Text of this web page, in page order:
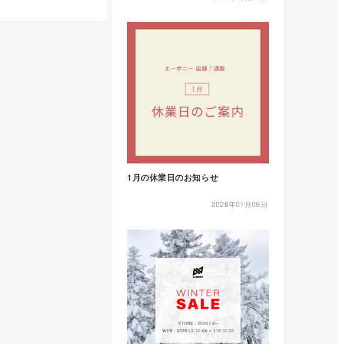
1月の休業日のお知らせ
2026年01月06日